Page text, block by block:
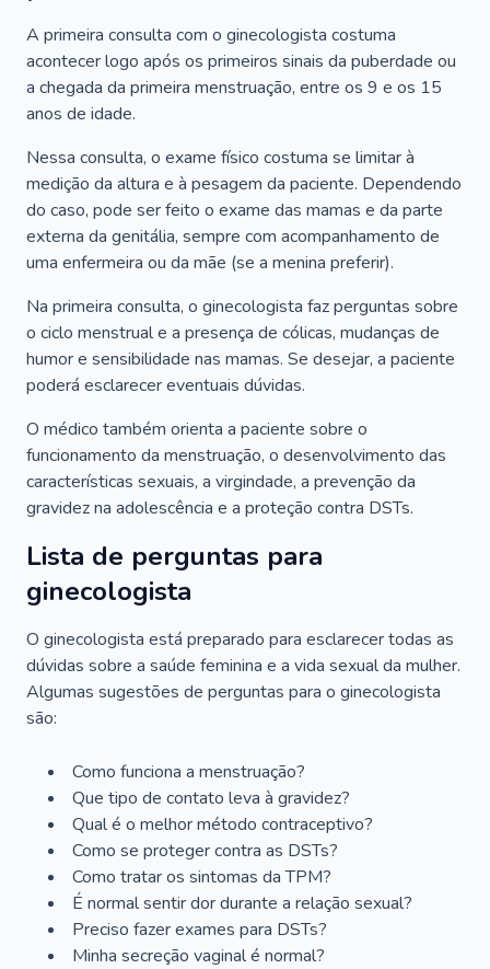
A primeira consulta com o ginecologista costuma
acontecer logo após os primeiros sinais da puberdade ou
a chegada da primeira menstruação, entre os 9 e os 15
anos de idade.
Nessa consulta, o exame físico costuma se limitar à
medição da altura e à pesagem da paciente. Dependendo
do caso, pode ser feito o exame das mamas e da parte
externa da genitália, sempre com acompanhamento de
uma enfermeira ou da mãe (se a menina preferir).
Na primeira consulta, o ginecologista faz perguntas sobre
o ciclo menstrual e a presença de cólicas, mudanças de
humor e sensibilidade nas mamas. Se desejar, a paciente
poderá esclarecer eventuais dúvidas.
O médico também orienta a paciente sobre o
funcionamento da menstruação, o desenvolvimento das
características sexuais, a virgindade, a prevenção da
gravidez na adolescência e a proteção contra DSTs.
Lista de perguntas para
ginecologista
O ginecologista está preparado para esclarecer todas as
dúvidas sobre a saúde feminina e a vida sexual da mulher.
Algumas sugestões de perguntas para o ginecologista
são:
Como funciona a menstruação?
Que tipo de contato leva à gravidez?
Qual é o melhor método contraceptivo?
Como se proteger contra as DSTs?
Como tratar os sintomas da TPM?
É normal sentir dor durante a relação sexual?
Preciso fazer exames para DSTs?
Minha secreção vaginal é normal?